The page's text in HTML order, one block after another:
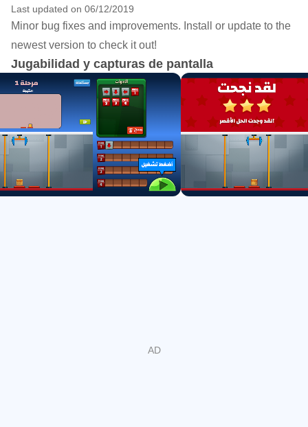
Last updated on 06/12/2019
Minor bug fixes and improvements. Install or update to the
newest version to check it out!
Jugabilidad y capturas de pantalla